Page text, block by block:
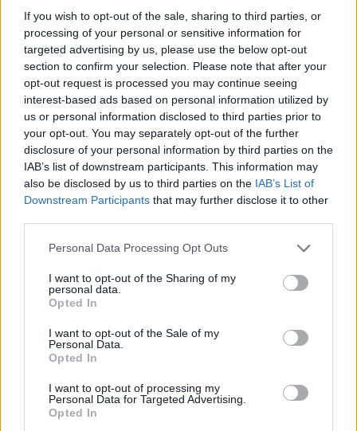
If you wish to opt-out of the sale, sharing to third parties, or
processing of your personal or sensitive information for
targeted advertising by us, please use the below opt-out
section to confirm your selection. Please note that after your
opt-out request is processed you may continue seeing
interest-based ads based on personal information utilized by
us or personal information disclosed to third parties prior to
your opt-out. You may separately opt-out of the further
disclosure of your personal information by third parties on the
IAB’s list of downstream participants. This information may
also be disclosed by us to third parties on the IAB’s List of
Downstream Participants that may further disclose it to other
Personal Data Processing Opt Outs
I want to opt-out of the Sharing of my
personal data.
Opted In
I want to opt-out of the Sale of my
Personal Data.
Opted In
I want to opt-out of processing my
Personal Data for Targeted Advertising.
Opted In
lesz”
A Portfolio hasábjain adózással kapcsolatos vita látszik
kibontakozni, s mivel az áprilisi választások
eredményeként esély van kormányváltásra, a vitának
gyakorlati tétje (is) van: a (párt)politikai érdekek iránt
érzéketlen, ám gazdaságpolitikai mellett
társadalompolitikai szempontokat, a közt is szem előtt
tartó gazdászok (a közgazdász elvileg ezt jelenti) mégis
mit, miképp és milyen érvekkel tartanak
megváltoztatandónak az adórendszerben.
2026. január 20. 07:23 |
Már több mint 3000 dollármilliárdos él a
világon, 16 százalékkal nőtt a vagyonuk egy év
A világ dollármilliárdosainak vagyona 16 százalékkal nőtt
tavaly, háromszor gyorsabban az elmúlt öt év átlagánál -
derült ki az Oxfam jótékonysági szervezet hétfőn közzétett